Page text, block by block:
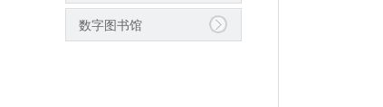
数字图书馆